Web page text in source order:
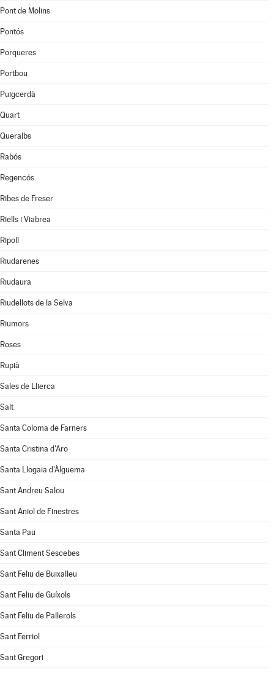
Pont de Molins
Pontós
Porqueres
Portbou
Puigcerdà
Quart
Queralbs
Rabós
Regencós
Ribes de Freser
Riells i Viabrea
Ripoll
Riudarenes
Riudaura
Riudellots de la Selva
Riumors
Roses
Rupià
Sales de Llierca
Salt
Santa Coloma de Farners
Santa Cristina d'Aro
Santa Llogaia d'Àlguema
Sant Andreu Salou
Sant Aniol de Finestres
Santa Pau
Sant Climent Sescebes
Sant Feliu de Buixalleu
Sant Feliu de Guíxols
Sant Feliu de Pallerols
Sant Ferriol
Sant Gregori